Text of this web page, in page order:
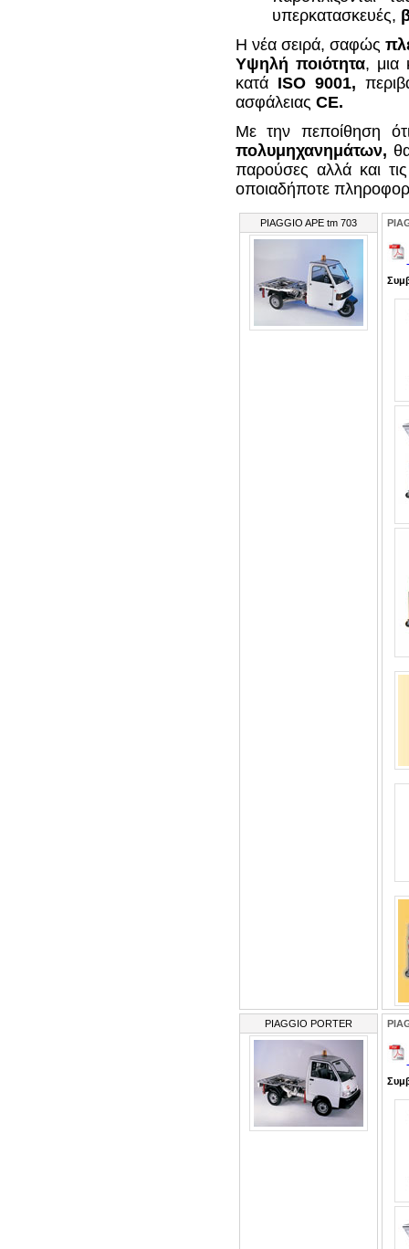
υπερκατασκευές,
Η νέα σειρά, σαφώς
Υψηλή ποιότητα, μια
κατά ΙSΟ 9001,
ασφάλειας CE.
Με την πεποίθηση
πολυμηχανημάτων,
παρούσες αλλά και
οποιαδήποτε
PIAGGIO APE tm 703
PIAGGIO PORTER